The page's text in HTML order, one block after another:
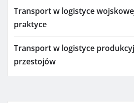
Transport w logistyce
praktyce
Transport w logistyce
przestojów